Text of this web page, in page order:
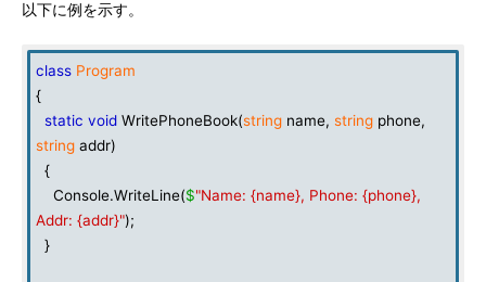
以下に例を示す。
class Program
{
static void WritePhoneBook(string name, string phone,
string addr)
{
Console.WriteLine($"Name: {name}, Phone: {phone},
Addr: {addr}");
}